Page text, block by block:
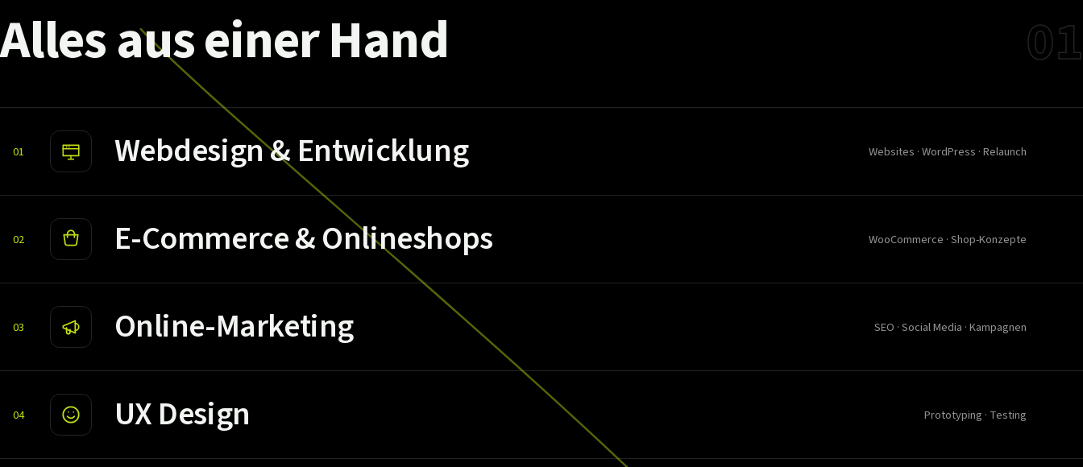
AllesauseinerHand 01
01 Webdesign & Entwicklung Websites · WordPress · Relaunch
02 E-Commerce & Onlineshops WooCommerce · Shop-Konzepte
03 Online-Marketing SEO · Social Media · Kampagnen
04 UX Design Prototyping · Testing